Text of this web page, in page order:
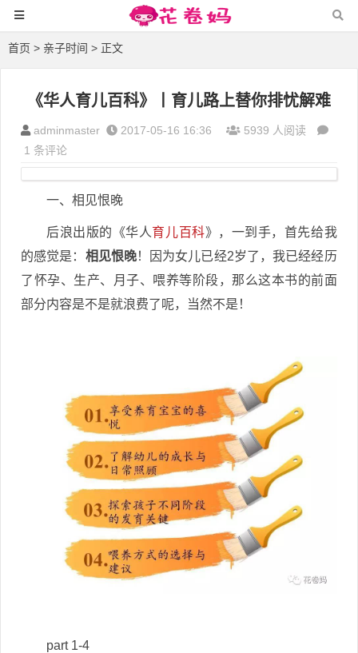
首页 > 亲子时间 > 正文
《华人育儿百科》丨育儿路上替你排忧解难
adminmaster 2017-05-16 16:36
5939 人阅读
1 条评论
一、 相见恨晚
后浪出版的《华人育儿百科》，一到手，首先给我
的感觉是： 相见恨晚！因为女儿已经2岁了，我已经经历
了怀孕、生产、月子、喂养等阶段，那么这本书的前面
部分内容是不是就浪费了呢，当然不是！
part 1-4